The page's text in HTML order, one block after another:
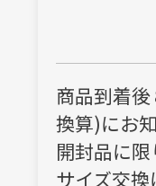
商品到着
換算)にお
開封品に限
サイズ交